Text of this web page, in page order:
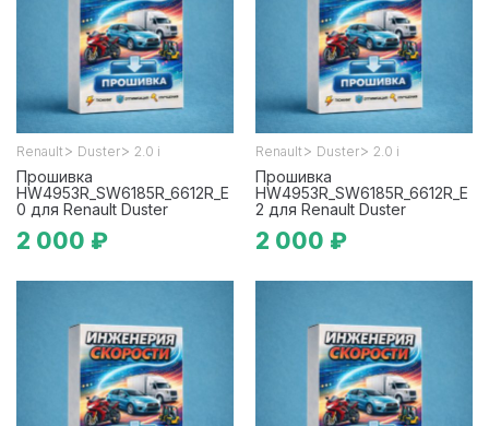
Renault > Duster> 2.0 i
Прошивка
HW4953R_SW6185R_6612R_E
0 для Renault Duster
2 000 ₽
Renault > Duster> 2.0 i
Прошивка
HW4953R_SW6185R_6612R_E
2 для Renault Duster
2 000 ₽